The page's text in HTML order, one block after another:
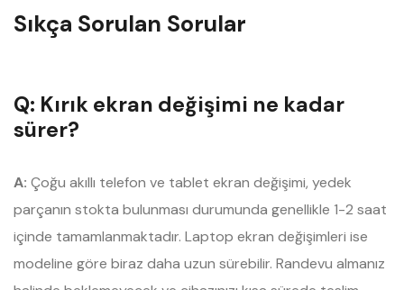
Sıkça Sorulan Sorular
Q: Kırık ekran değişimi ne kadar
sürer?
A: Çoğu akıllı telefon ve tablet ekran değişimi, yedek
parçanın stokta bulunması durumunda genellikle 1-2 saat
içinde tamamlanmaktadır. Laptop ekran değişimleri ise
modeline göre biraz daha uzun sürebilir. Randevu almanız